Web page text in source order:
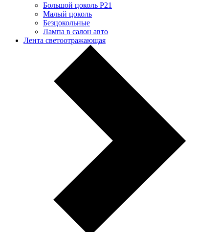
Большой цоколь P21
Малый цоколь
Безцокольные
Лампа в салон авто
Лента светоотражающая